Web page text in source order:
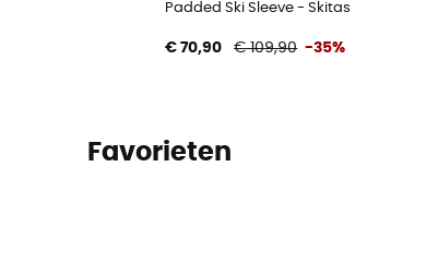
Padded Ski Sleeve - Skitas
€ 70,90 € 109,90 -35%
Favorieten